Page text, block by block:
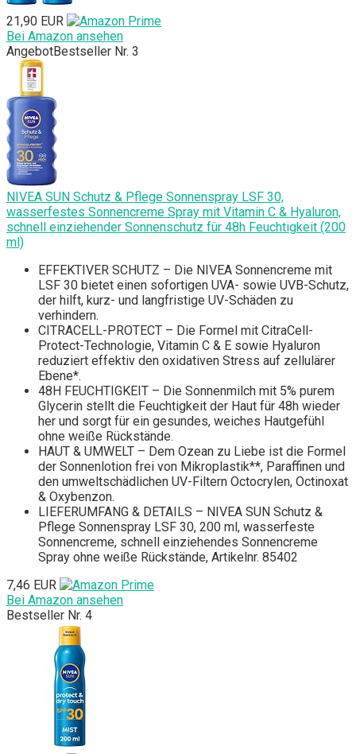
21,90 EUR
Bei Amazon ansehen
AngebotBestseller Nr. 3
NIVEA SUN Schutz & Pflege Sonnenspray LSF 30,
wasserfestes Sonnencreme Spray mit Vitamin C & Hyaluron,
schnell einziehender Sonnenschutz für 48h Feuchtigkeit (200
ml)
EFFEKTIVER SCHUTZ – Die NIVEA Sonnencreme mit
LSF 30 bietet einen sofortigen UVA- sowie UVB-Schutz,
der hilft, kurz- und langfristige UV-Schäden zu
verhindern.
CITRACELL-PROTECT – Die Formel mit CitraCell-
Protect-Technologie, Vitamin C & E sowie Hyaluron
reduziert effektiv den oxidativen Stress auf zellulärer
Ebene*.
48H FEUCHTIGKEIT – Die Sonnenmilch mit 5% purem
Glycerin stellt die Feuchtigkeit der Haut für 48h wieder
her und sorgt für ein gesundes, weiches Hautgefühl
ohne weiße Rückstände.
HAUT & UMWELT – Dem Ozean zu Liebe ist die Formel
der Sonnenlotion frei von Mikroplastik**, Paraffinen und
den umweltschädlichen UV-Filtern Octocrylen, Octinoxat
& Oxybenzon.
LIEFERUMFANG & DETAILS – NIVEA SUN Schutz &
Pflege Sonnenspray LSF 30, 200 ml, wasserfeste
Sonnencreme, schnell einziehendes Sonnencreme
Spray ohne weiße Rückstände, Artikelnr. 85402
7,46 EUR
Bei Amazon ansehen
Bestseller Nr. 4